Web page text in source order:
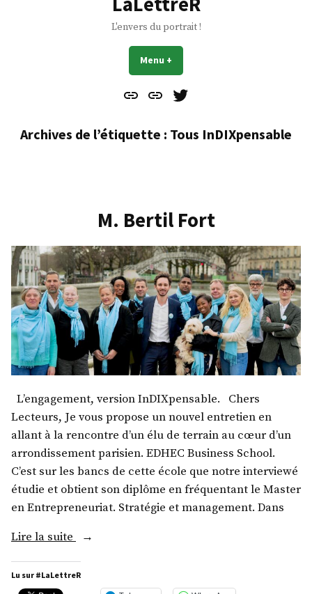
L'envers du portrait !
Menu +
Contact
À
Mes
Archives de l’étiquette : Tous InDIXpensable
M. Bertil Fort
L’engagement, version InDIXpensable. Chers
Lecteurs, Je vous propose un nouvel entretien en
allant à la rencontre d’un élu de terrain au cœur d’un
arrondissement parisien. EDHEC Business School.
C’est sur les bancs de cette école que notre interviewé
étudie et obtient son diplôme en fréquentant le Master
en Entrepreneuriat. Stratégie et management. Dans
Lire la suite
« M.
Fort »
Lu sur #LaLettreR